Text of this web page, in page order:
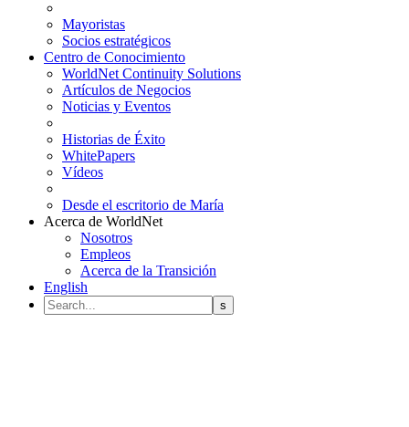
Mayoristas
Socios estratégicos
Centro de Conocimiento
WorldNet Continuity Solutions
Artículos de Negocios
Noticias y Eventos
Historias de Éxito
WhitePapers
Vídeos
Desde el escritorio de María
Acerca de WorldNet
Nosotros
Empleos
Acerca de la Transición
English